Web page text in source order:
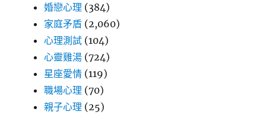
婚戀心理 (384)
家庭矛盾 (2,060)
心理測試 (104)
心靈雞湯 (724)
星座愛情 (119)
職場心理 (70)
親子心理 (25)